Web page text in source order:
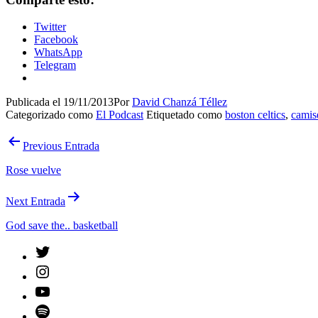
Twitter
Facebook
WhatsApp
Telegram
Publicada el 19/11/2013PorDavid Chanzá Téllez
Categorizado como El Podcast Etiquetado como boston celtics,
Navegación
entradas
Previous Entrada
Rose vuelve
Next Entrada
God save the.. basketball